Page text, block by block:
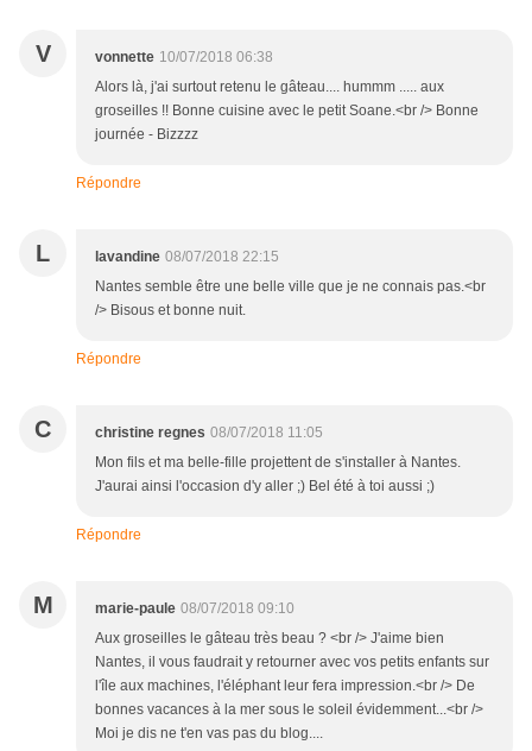
V vonnette 10/07/2018 06:38
Alors là, j'ai surtout retenu le gâteau.... hummm ..... aux
groseilles !! Bonne cuisine avec le petit Soane.<br /> Bonne
journée - Bizzzz
Répondre
L lavandine 08/07/2018 22:15
Nantes semble être une belle ville que je ne connais pas.<br
/> Bisous et bonne nuit.
Répondre
C christine regnes 08/07/2018 11:05
Mon fils et ma belle-fille projettent de s'installer à Nantes.
J'aurai ainsi l'occasion d'y aller ;) Bel été à toi aussi ;)
Répondre
M marie-paule 08/07/2018 09:10
Aux groseilles le gâteau très beau ? <br /> J'aime bien
Nantes, il vous faudrait y retourner avec vos petits enfants sur
l'île aux machines, l'éléphant leur fera impression.<br /> De
bonnes vacances à la mer sous le soleil évidemment...<br />
Moi je dis ne t'en vas pas du blog....